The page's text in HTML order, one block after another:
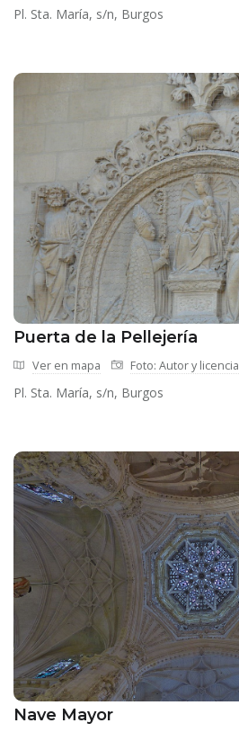
Pl. Sta. María, s/n, Burgos
Puerta de la Pellejería
Ver en mapa Foto: Autor y licencia
Pl. Sta. María, s/n, Burgos
Nave Mayor